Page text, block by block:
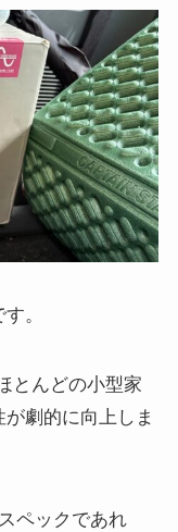
。
とんどの小型家
劇的に向上しま
ペックであれ